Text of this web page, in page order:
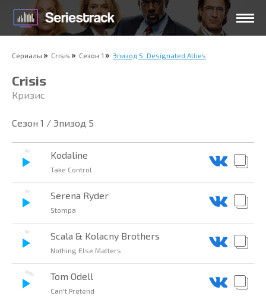
Сериалы Crisis Сезон 1 Эпизод 5. Designated Allies
Crisis
Кризис
Сезон 1 / Эпизод 5
Kodaline
Take Control
Serena Ryder
Stompa
Scala & Kolacny Brothers
Nothing Else Matters
Tom Odell
Can't Pretend